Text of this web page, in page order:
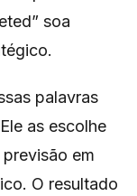
soa
palavras
as escolhe
em
O resultado